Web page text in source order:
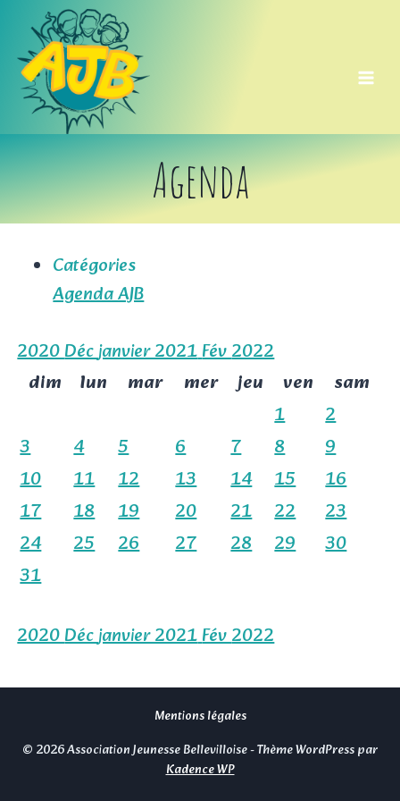
contenu
Agenda
Catégories
Agenda AJB
2020Décjanvier 2021Fév2022
dim
lun mar mer jeu ven
sam
1
2
3
4 5 6 7 8
9
10
11 12 13 14 15
16
17
18 19 20 21 22
23
24
25 26 27 28 29
30
31
2020Décjanvier 2021Fév2022
Mentions légales
© 2026 Association Jeunesse Bellevilloise - Thème WordPress par
Kadence WP